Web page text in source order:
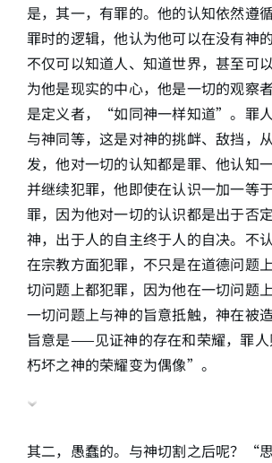
是，其一，有罪的。他的认知依然遵
罪时的逻辑，他认为他可以在没有神
不仅可以知道人、知道世界，甚至可
为他是现实的中心，他是一切的观察
是定义者，“如同神一样知道”。罪
与神同等，这是对神的挑衅、敌挡，
发，他对一切的认知都是罪、他认知
并继续犯罪，他即使在认识一加一等
罪，因为他对一切的认识都是出于否
神，出于人的自主终于人的自决。不
在宗教方面犯罪，不只是在道德问题
切问题上都犯罪，因为他在一切问题
一切问题上与神的旨意抵触，神在被
旨意是——见证神的存在和荣耀，罪
朽坏之神的荣耀变为偶像”。
其二，愚蠢的。与神切割之后呢？“思